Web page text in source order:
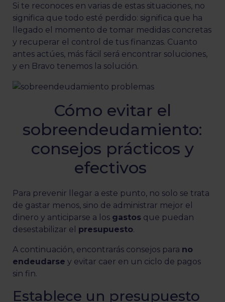
Si te reconoces en varias de estas situaciones, no
significa que todo esté perdido: significa que ha
llegado el momento de tomar medidas concretas
y recuperar el control de tus finanzas. Cuanto
antes actúes, más fácil será encontrar soluciones,
y en Bravo tenemos la solución.
Cómo evitar el
sobreendeudamiento:
consejos prácticos y
efectivos
Para prevenir llegar a este punto, no solo se trata
de gastar menos, sino de administrar mejor el
dinero y anticiparse a los gastos que puedan
desestabilizar el presupuesto.
A continuación, encontrarás consejos para no
endeudarse y evitar caer en un ciclo de pagos
sin fin.
Establece un presupuesto